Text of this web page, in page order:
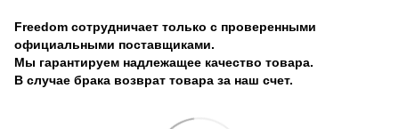
Freedom сотрудничает только с проверенными
официальными поставщиками.
Мы гарантируем надлежащее качество товара.
В случае брака возврат товара за наш счет.